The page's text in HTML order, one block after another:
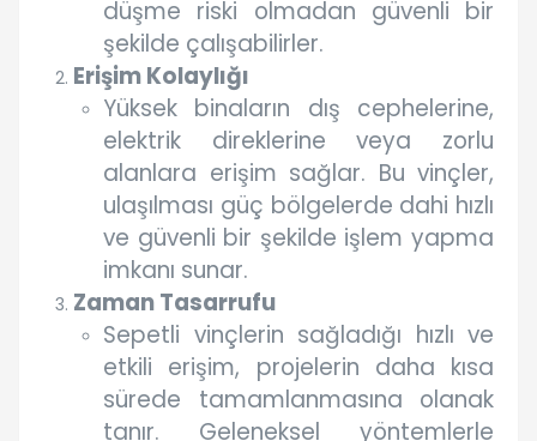
düşme riski olmadan güvenli bir
şekilde çalışabilirler.
Erişim Kolaylığı
Yüksek binaların dış cephelerine,
elektrik direklerine veya zorlu
alanlara erişim sağlar. Bu vinçler,
ulaşılması güç bölgelerde dahi hızlı
ve güvenli bir şekilde işlem yapma
imkanı sunar.
Zaman Tasarrufu
Sepetli vinçlerin sağladığı hızlı ve
etkili erişim, projelerin daha kısa
sürede tamamlanmasına olanak
tanır. Geleneksel yöntemlerle